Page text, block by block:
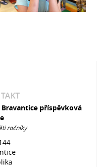
příspěvková
ročníky